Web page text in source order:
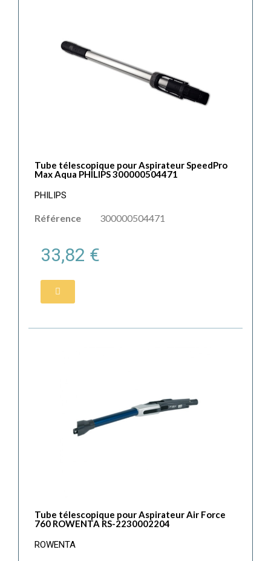
Tube télescopique pour Aspirateur SpeedPro
Max Aqua PHILIPS 300000504471
PHILIPS
Référence 300000504471
33,82 €
Tube télescopique pour Aspirateur Air Force
760 ROWENTA RS-2230002204
ROWENTA